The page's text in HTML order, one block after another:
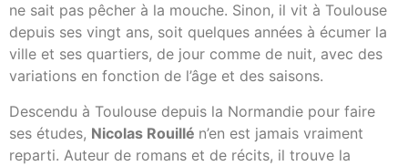
ne sait pas pêcher à la mouche. Sinon, il vit à Toulouse
depuis ses vingt ans, soit quelques années à écumer la
ville et ses quartiers, de jour comme de nuit, avec des
variations en fonction de l’âge et des saisons.
Descendu à Toulouse depuis la Normandie pour faire
ses études, Nicolas Rouillé n’en est jamais vraiment
reparti. Auteur de romans et de récits, il trouve la